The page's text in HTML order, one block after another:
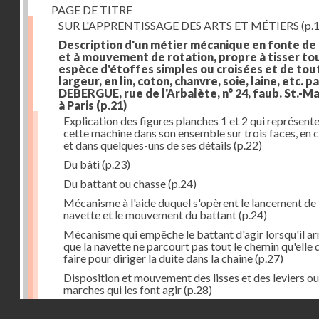
PAGE DE TITRE
SUR L'APPRENTISSAGE DES ARTS ET MÉTIERS
Description d'un métier mécanique en fonte
et à mouvement de rotation, propre à tisser
espèce d'étoffes simples ou croisées et de
largeur, en lin, coton, chanvre, soie, laine, etc.
DEBERGUE, rue de l'Arbalète, n° 24, faub. St.-
à Paris (p.21)
Explication des figures planches 1 et 2 qui
cette machine dans son ensemble sur trois faces, en
et dans quelques-uns de ses détails (p.22)
Du bâti(p.23)
Du battant ou chasse(p.24)
Mécanisme à l'aide duquel s'opèrent le lancement de
navette et le mouvement du battant(p.24)
Mécanisme qui empêche le battant d'agir lorsqu'il
que la navette ne parcourt pas tout le chemin qu'elle
faire pour diriger la duite dans la chaîne(p.27)
Disposition et mouvement des lisses et des leviers ou
marches qui les font agir(p.28)